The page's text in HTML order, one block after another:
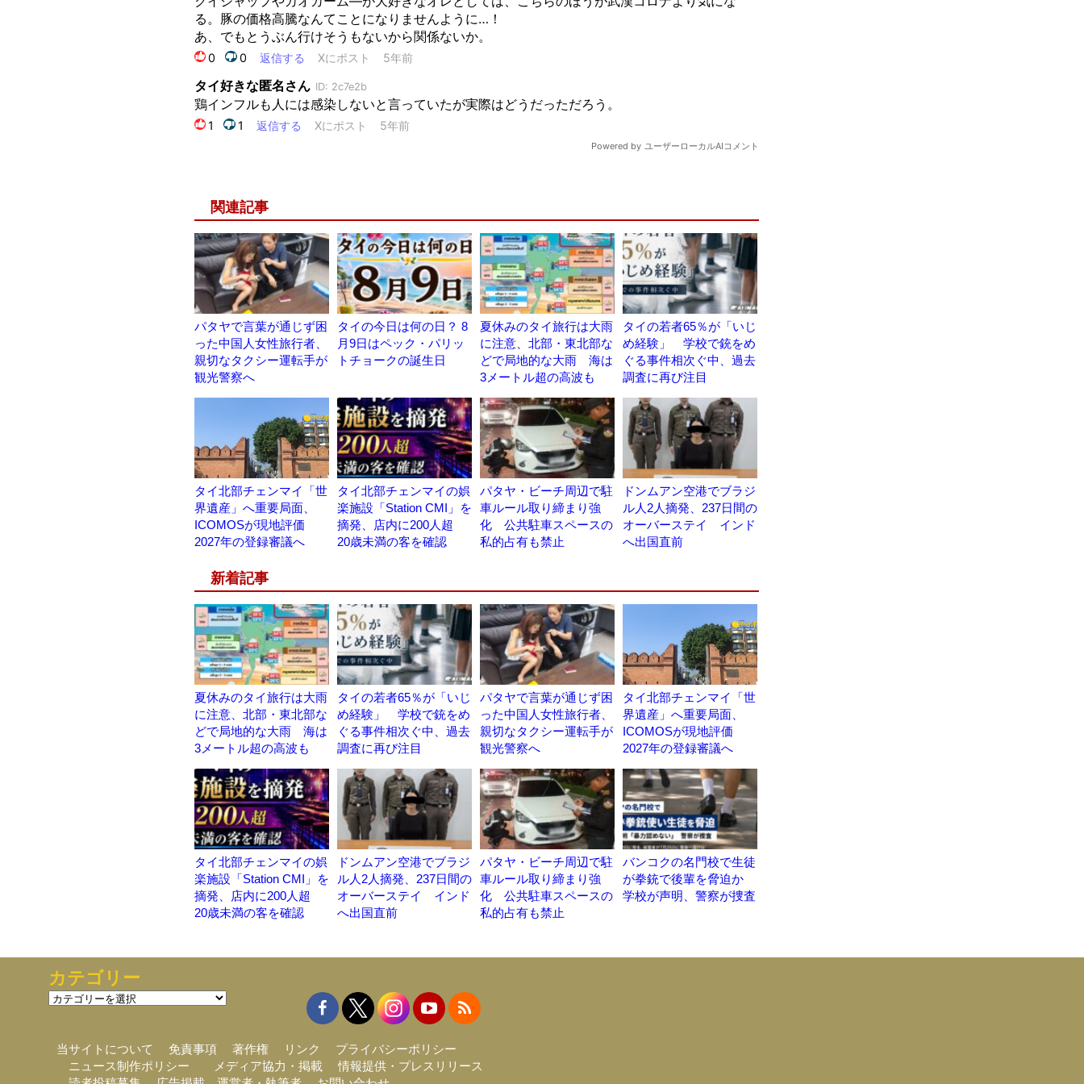
関連記事
パタヤで言葉が通じず困
った中国人女性旅行者、
親切なタクシー運転手が
観光警察へ
タイの今日は何の日？ 8
月9日はペック・パリッ
トチョークの誕生日
夏休みのタイ旅行は大雨
に注意、北部・東北部な
どで局地的な大雨 海は
3メートル超の高波も
タイの若者65％が「いじ
め経験」 学校で銃をめ
ぐる事件相次ぐ中、過去
調査に再び注目
タイ北部チェンマイ「世
界遺産」へ重要局面、
ICOMOSが現地評価
2027年の登録審議へ
タイ北部チェンマイの娯
楽施設「Station CMI」を
摘発、店内に200人超
20歳未満の客を確認
パタヤ・ビーチ周辺で駐
車ルール取り締まり強
化 公共駐車スペースの
私的占有も禁止
ドンムアン空港でブラジ
ル人2人摘発、237日間の
オーバーステイ インド
へ出国直前
新着記事
夏休みのタイ旅行は大雨
に注意、北部・東北部な
どで局地的な大雨 海は
3メートル超の高波も
タイの若者65％が「いじ
め経験」 学校で銃をめ
ぐる事件相次ぐ中、過去
調査に再び注目
パタヤで言葉が通じず困
った中国人女性旅行者、
親切なタクシー運転手が
観光警察へ
タイ北部チェンマイ「世
界遺産」へ重要局面、
ICOMOSが現地評価
2027年の登録審議へ
タイ北部チェンマイの娯
楽施設「Station CMI」を
摘発、店内に200人超
20歳未満の客を確認
ドンムアン空港でブラジ
ル人2人摘発、237日間の
オーバーステイ インド
へ出国直前
パタヤ・ビーチ周辺で駐
車ルール取り締まり強
化 公共駐車スペースの
私的占有も禁止
バンコクの名門校で生徒
が拳銃で後輩を脅迫か
学校が声明、警察が捜査
カテゴリー
カ
リ当サイトについて 免責事項 著作権 リンク
プライバシーポリシー
ニュース制作ポリシー
メディア協力・掲載
情報提供・プレスリリース